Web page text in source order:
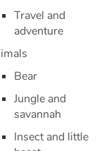
Travel and
adventure
Bear
Jungle and
savannah
Insect and little